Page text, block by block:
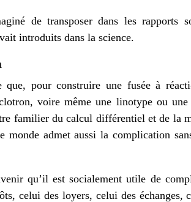
de transposer dans les
introduits dans la science.
que, pour construire une fusée à
voire même une linotype ou
familier du calcul différentiel et de la
admet aussi la complication
qu’il est socialement utile de
celui des loyers, celui des échanges,